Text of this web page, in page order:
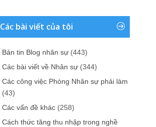
Các bài viết của tôi
Bản tin Blog nhân sự (443)
Các bài viết về Nhân sự (344)
Các công việc Phòng Nhân sự phải làm
(43)
Các vấn đề khác (258)
Cách thức tăng thu nhập trong nghề